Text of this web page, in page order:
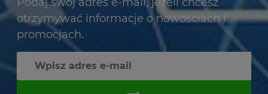
otrzymywać informacje o nowościach i
promocjach.